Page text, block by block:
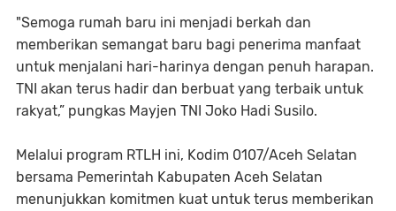
"Semoga rumah baru ini menjadi berkah dan
memberikan semangat baru bagi penerima manfaat
untuk menjalani hari-harinya dengan penuh harapan.
TNI akan terus hadir dan berbuat yang terbaik untuk
rakyat,” pungkas Mayjen TNI Joko Hadi Susilo.
Melalui program RTLH ini, Kodim 0107/Aceh Selatan
bersama Pemerintah Kabupaten Aceh Selatan
menunjukkan komitmen kuat untuk terus memberikan